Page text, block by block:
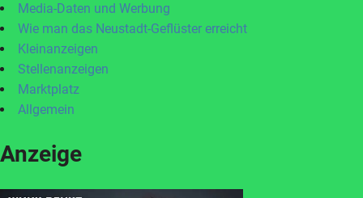
Media-Daten und Werbung
Wie man das Neustadt-Geflüster erreicht
Kleinanzeigen
Stellenanzeigen
Marktplatz
Allgemein
Anzeige